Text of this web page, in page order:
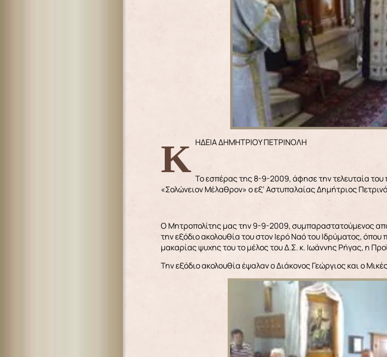
ΚΗΔΕΙΑ ΔΗΜΗΤΡΙΟΥ ΠΕΤΡΙΝΟΛΗ
Το εσπέρας της 8-9-2009, άφησε την τελευταία
«Σολώνειον Μέλαθρον» ο εξ’ Αστυπαλαίας Δημήτριος
Ο Μητροπολίτης μας την 9-9-2009, συμπαραστατούμενος
την εξόδιο ακολουθία του στον Ιερό Ναό του Ιδρύματος,
μακαρίας ψυχης του το μέλος του Δ.Σ. κ. Ιωάννης Ρήγας, η
Την εξόδιο ακολουθία έψαλαν ο Διάκονος Γεώργιος και ο